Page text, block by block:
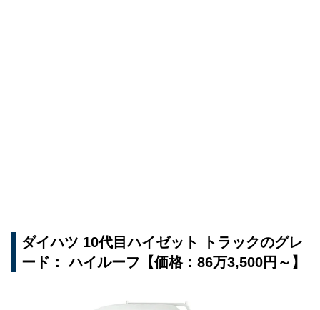
ダイハツ 10代目ハイゼット トラックのグレ
ード： ハイルーフ【価格：86万3,500円～】